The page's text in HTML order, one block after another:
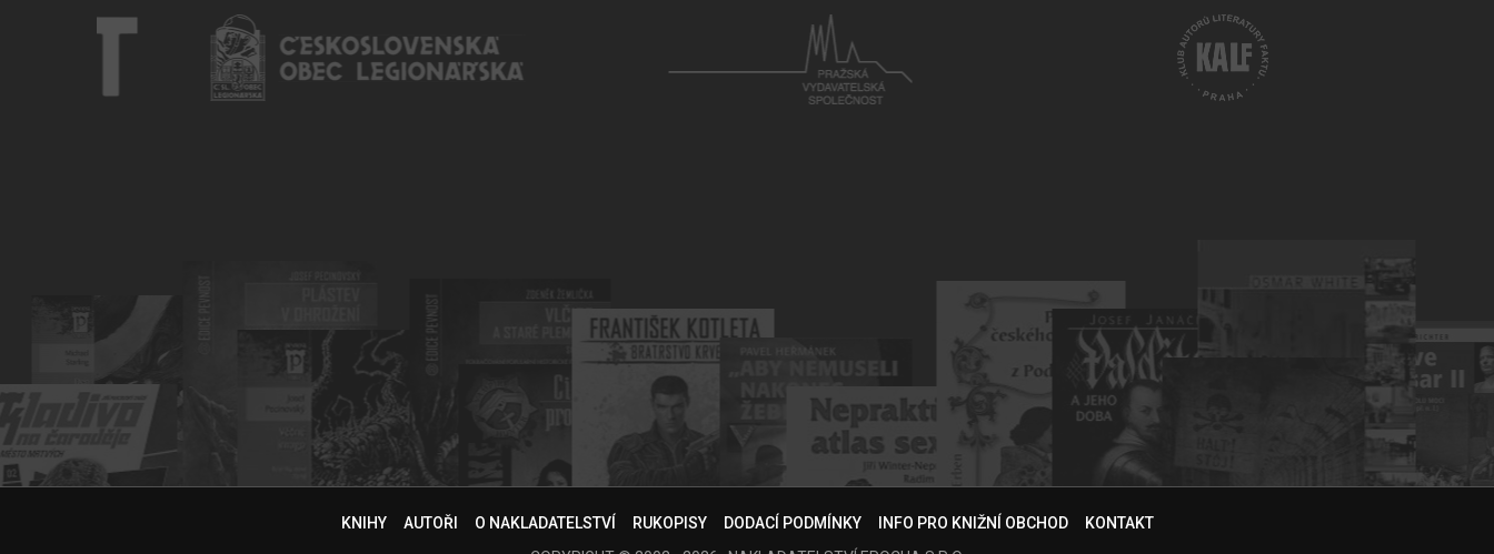
KNIHY AUTOŘI O NAKLADATELSTVÍ RUKOPISY DODACÍ PODMÍNKY INFO PRO KNIŽNÍ OBCHOD
KONTAKT